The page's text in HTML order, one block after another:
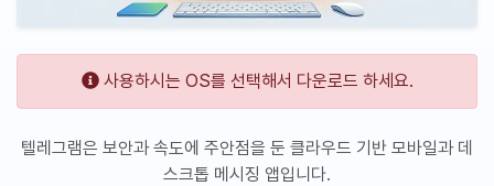
사용하시는 OS를 선택해서 다운로드 하세요.
텔레그램은 보안과 속도에 주안점을 둔 클라우드 기반 모바일과 데
스크톱 메시징 앱입니다.